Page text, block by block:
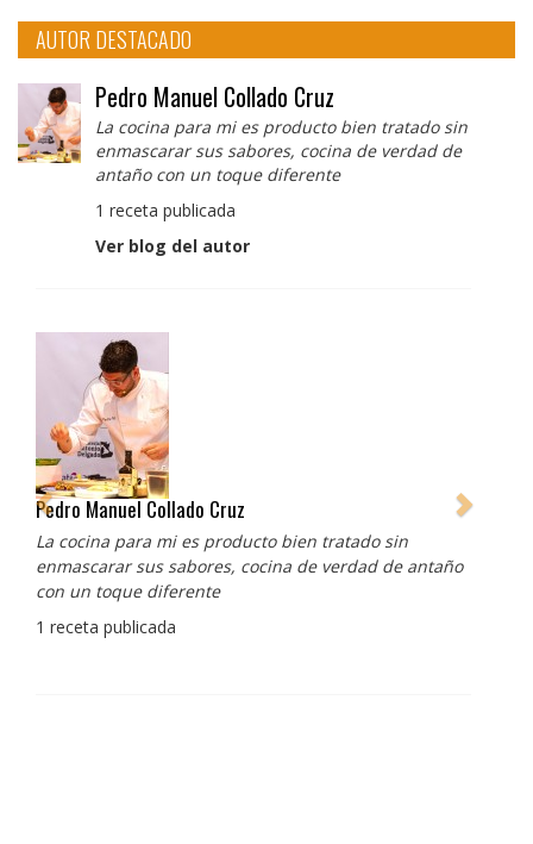
AUTOR DESTACADO
Pedro Manuel Collado Cruz
La cocina para mi es producto bien tratado sin
enmascarar sus sabores, cocina de verdad de
antaño con un toque diferente
1 receta publicada
Ver blog del autor
Pedro Manuel Collado Cruz
La cocina para mi es producto bien tratado sin
enmascarar sus sabores, cocina de verdad de antaño
con un toque diferente
1 receta publicada